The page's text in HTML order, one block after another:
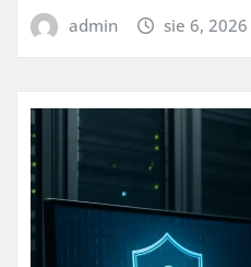
admin sie 6, 2026